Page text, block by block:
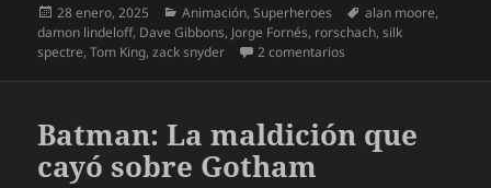
Publicado
el
28 enero, 2025 Categorías
Animación,Superheroes Etiquetas
alan moore,
damon lindeloff, Dave Gibbons, Jorge Fornés, rorschach,silk
spectre,Tom King,zack snyder 2 comentarios
Batman: La maldición que
cayó sobre Gotham